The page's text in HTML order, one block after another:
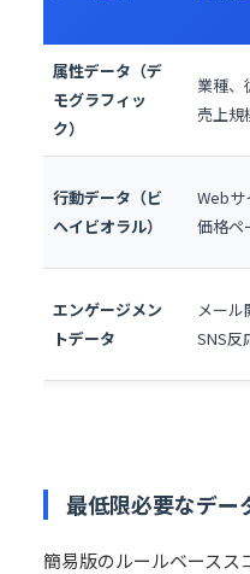
属性データ（デ
モグラフィッ
ク）
業種、
売上規
行動データ（ビ
ヘイビオラル）
Webサ
価格ペ
エンゲージメン
トデータ
メール
SNS反
最低限必要なデー
簡易版のルールベースス